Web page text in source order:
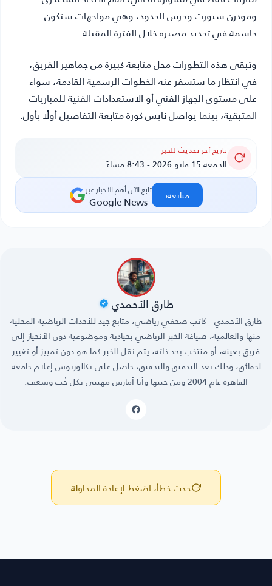
ومودرن سبورت وحرس الحدود، وهي مواجهات ستكون
حاسمة في تحديد مصيره خلال الفترة المقبلة.
وتبقى هذه التطورات محل متابعة كبيرة من جماهير الفريق،
في انتظار ما ستسفر عنه الخطوات الرسمية القادمة، سواء
على مستوى الجهاز الفني أو الاستعدادات الفنية للمباريات
المتبقية، بينما يواصلنايس كورةمتابعة التفاصيل أولًا بأول.
تاريخ آخر تحديث للخبر
الجمعة 15 مايو 2026 - 8:43 مساءً
تابع الآن أهم الأخبار عبر
Google News متابعة‹
طارق الأحمدي
طارق الأحمدي - كاتب صحفي رياضي، متابع جيد للأحداث الرياضية المحلية
منها والعالمية، صياغة الخبر الرياضي بحيادية وموضوعية دون الأنحياز إلى
فريق بعينه، أو منتخب بحد ذاته، يتم نقل الخبر كما هو دون تمييز أو تغيير
لحقائق، وذلك بعد التدقيق والتحقيق، حاصل على بكالوريوس إعلام جامعة
القاهرة عام 2004 ومن حينها وأنا أمارس مهنتي بكل حُب وشغف.
حدث خطأ، اضغط لإعادة المحاولة